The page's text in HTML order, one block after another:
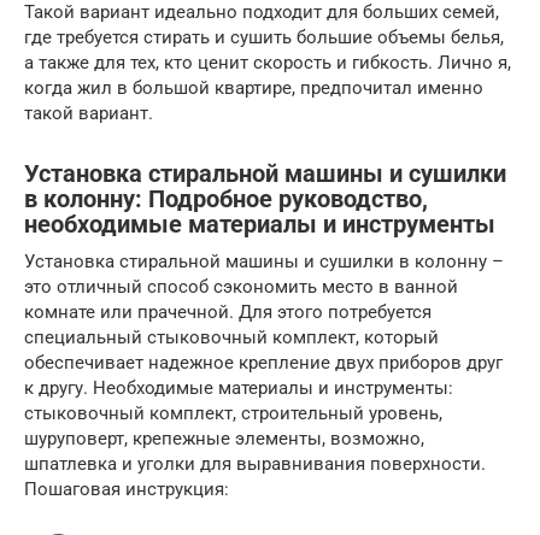
Такой вариант идеально подходит для больших семей,
где требуется стирать и сушить большие объемы белья,
а также для тех, кто ценит скорость и гибкость. Лично я,
когда жил в большой квартире, предпочитал именно
такой вариант.
Установка стиральной машины и сушилки
в колонну: Подробное руководство,
необходимые материалы и инструменты
Установка стиральной машины и сушилки в колонну –
это отличный способ сэкономить место в ванной
комнате или прачечной. Для этого потребуется
специальный стыковочный комплект, который
обеспечивает надежное крепление двух приборов друг
к другу. Необходимые материалы и инструменты:
стыковочный комплект, строительный уровень,
шуруповерт, крепежные элементы, возможно,
шпатлевка и уголки для выравнивания поверхности.
Пошаговая инструкция: